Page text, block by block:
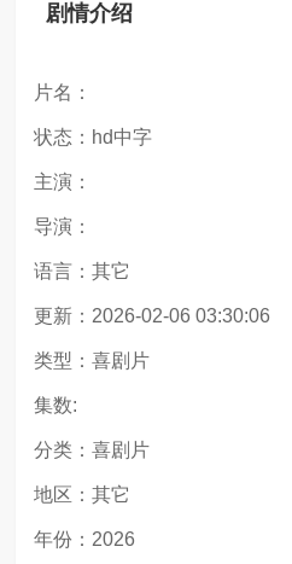
剧情介绍
片名：
状态：hd中字
主演：
导演：
语言：其它
更新：2026-02-06 03:30:06
类型：喜剧片
集数:
分类：喜剧片
地区：其它
年份：2026